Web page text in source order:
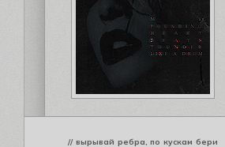
// вырывай ребра, по кускам бери